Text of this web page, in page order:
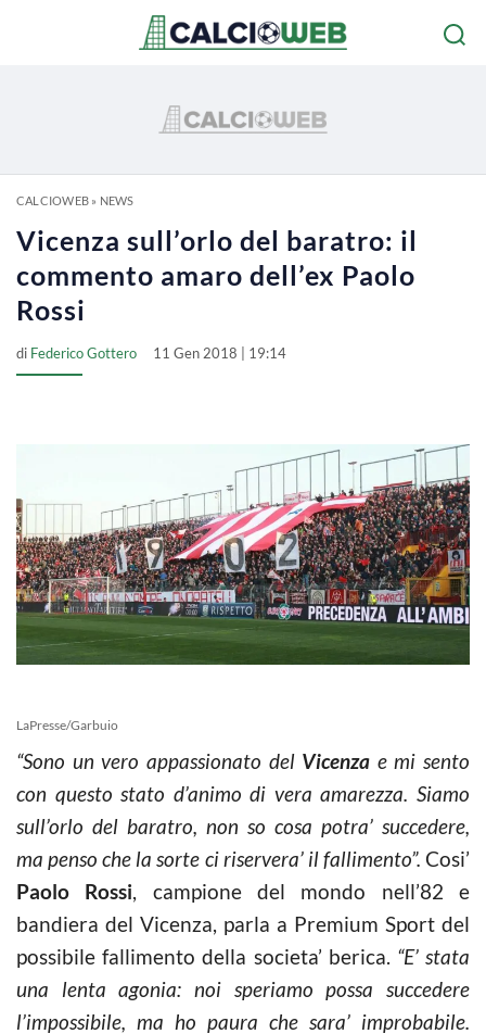
CALCIOWEB» NEWS
Vicenza sull’orlo del baratro: il
commento amaro dell’ex Paolo
Rossi
di Federico Gottero 11 Gen 2018 | 19:14
LaPresse/Garbuio
“Sono un vero appassionato del Vicenza e mi sento
con questo stato d’animo di vera amarezza. Siamo
sull’orlo del baratro, non so cosa potra’ succedere,
ma penso che la sorte ci riservera’ il fallimento”. Cosi’
Paolo Rossi, campione del mondo nell’82 e
bandiera del Vicenza, parla a Premium Sport del
possibile fallimento della societa’ berica. “E’ stata
una lenta agonia: noi speriamo possa succedere
l’impossibile, ma ho paura che sara’ improbabile.